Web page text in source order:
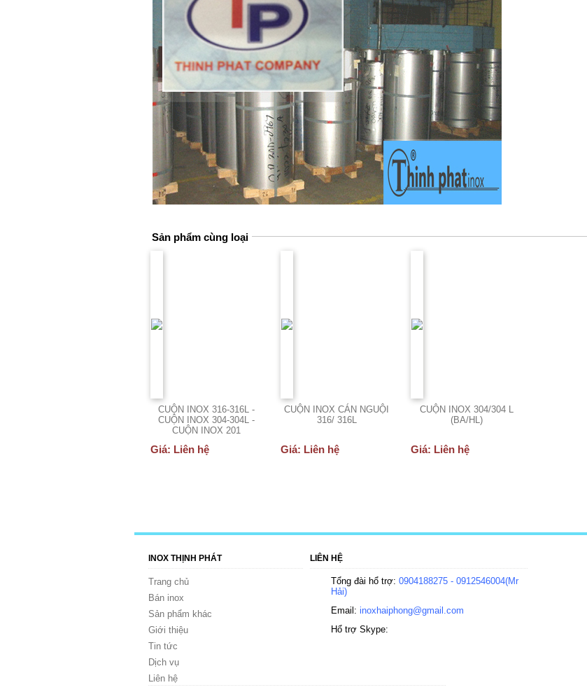
Sản phẩm cùng loại
CUỘN INOX 316-316L -
CUỘN INOX 304-304L -
CUỘN INOX 201
Giá: Liên hệ
CUỘN INOX CÁN NGUỘI
316/ 316L
Giá: Liên hệ
CUỘN INOX 304/304 L
(BA/HL)
Giá: Liên hệ
INOX THỊNH PHÁT
Trang chủ
Bán inox
Sản phẩm khác
Giới thiệu
Tin tức
Dịch vụ
Liên hệ
LIÊN HỆ
Tổng đài hổ trợ:0904188275 - 0912546004(Mr
Hải)
Email:inoxhaiphong@gmail.com
Hổ trợ Skype: